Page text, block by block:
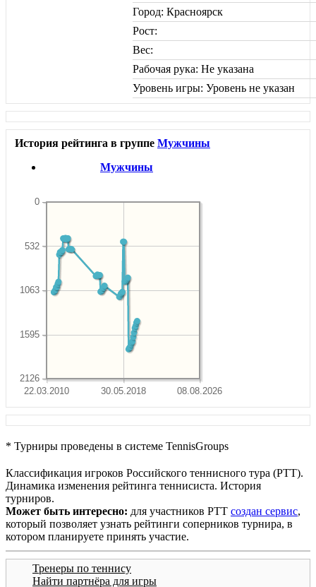
Город: Красноярск
Рост:
Вес:
Рабочая рука: Не указана
Уровень игры: Уровень не указан
История рейтинга в группе Мужчины
Мужчины
22.03.2010 30.05.2018 08.08.2026
2126
1595
1063
532
0
* Турниры проведены в системе TennisGroups
Классификация игроков Российского теннисного тура (РТТ).
Динамика изменения рейтинга теннисиста. История
турниров.
Может быть интересно: для участников РТТ создан сервис,
который позволяет узнать рейтинги соперников турнира, в
котором планируете принять участие.
Тренеры по теннису
Найти партнёра для игры